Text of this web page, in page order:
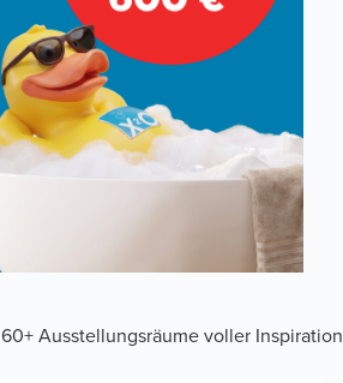
60+ Ausstellungsräume voller Inspiration